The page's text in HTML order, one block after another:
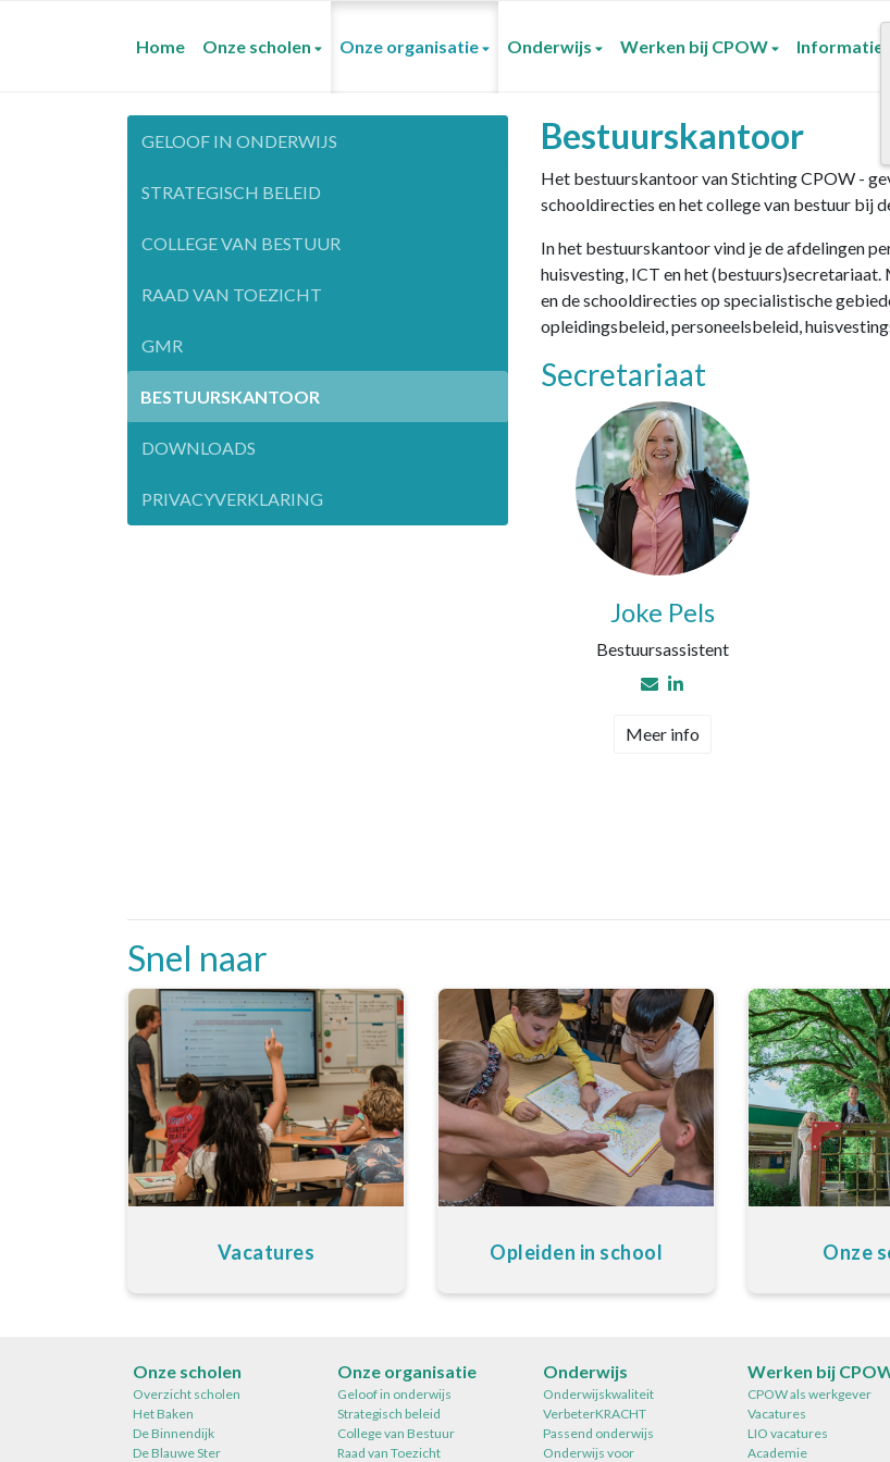
Home Onze scholen Onze organisatie Onderwijs Werken bij CPOW Informatie
GELOOF IN ONDERWIJS
STRATEGISCH BELEID
COLLEGE VAN BESTUUR
RAAD VAN TOEZICHT
GMR
BESTUURSKANTOOR
DOWNLOADS
PRIVACYVERKLARING
Bestuurskantoor
Het bestuurskantoor van Stichting CPOW -
schooldirecties en het college van bestuur bij
In het bestuurskantoor vind je de afdelingen
huisvesting, ICT en het
en de schooldirecties op specialistische
opleidingsbeleid, personeelsbeleid,
Secretariaat
Joke Pels
Bestuursassistent
Meer info
Snel naar
Vacatures Opleiden in school Onze
Onze scholen
Overzicht scholen
Het Baken
De Binnendijk
De Blauwe Ster
Onze organisatie
Geloof in onderwijs
Strategisch beleid
College van Bestuur
Raad van Toezicht
Onderwijs
Onderwijskwaliteit
VerbeterKRACHT
Passend onderwijs
Onderwijs voor
Werken bij
CPOW als werkgever
Vacatures
LIO vacatures
Academie